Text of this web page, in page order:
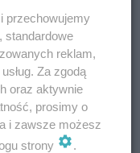
przechowujemy
standardowe
reklam,
Za zgodą
oraz aktywnie
prosimy o
i zawsze możesz
strony
.